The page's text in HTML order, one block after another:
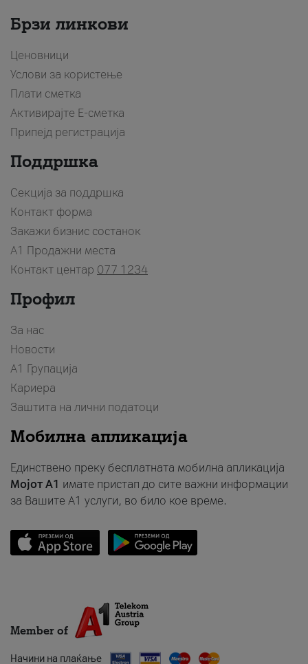
Брзи линкови
Ценовници
Услови за користење
Плати сметка
Активирајте Е-сметка
Припејд регистрација
Поддршка
Секција за поддршка
Контакт форма
Закажи бизнис состанок
A1 Продажни места
Контакт центар 077 1234
Профил
За нас
Новости
А1 Групација
Кариера
Заштита на лични податоци
Мобилна апликација
Единствено преку бесплатната мобилна апликација
Мојот A1 имате пристап до сите важни информации
за Вашите A1 услуги, во било кое време.
Member of
Начини на плаќање